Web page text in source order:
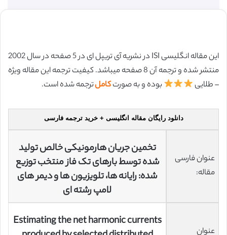
این مقاله انگلیسی ISI در نشریه آی تریپل ای در 5 صفحه در سال 2002
منتشر شده و ترجمه آن 8 صفحه میباشد. کیفیت ترجمه این مقاله ویژه
– طلایی
بوده و به صورتکاملترجمه شده است.
دانلود رایگان مقاله انگلیسی + خرید ترجمه فارسی
عنوان فارسی
مقاله:
تخمین جریان هارمونیکی خالص تولید
شده توسط بارهای تک فاز منتخب توزیع
شده: رایانه ها، تلویزیون ها و دیمر های
لامپ رشته ای
عنوان
Estimating the net harmonic currents